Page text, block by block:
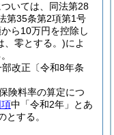
いては、同法第28
第35条第2項第1号
ら10万円を控除し
、零とする。)によ
改正〔令和8年条
険料率の算定につ
中「令和2年」とあ
とする。